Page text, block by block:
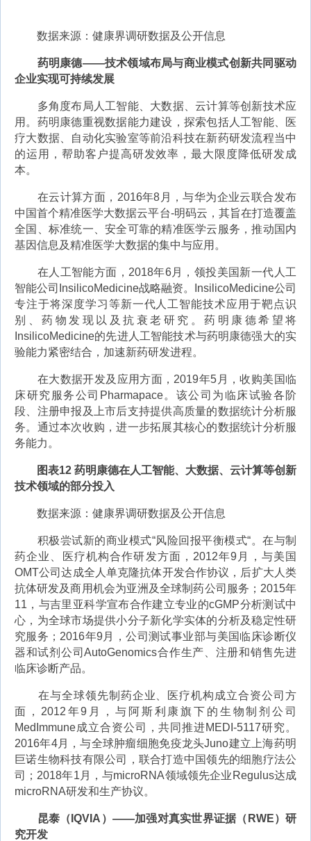
数据来源：健康界调研数据及公开信息
药明康德——技术领域布局与商业模式创新共同驱动
企业实现可持续发展
多角度布局人工智能、大数据、云计算等创新技术应
用。药明康德重视数据能力建设，探索包括人工智能、医
疗大数据、自动化实验室等前沿科技在新药研发流程当中
的运用，帮助客户提高研发效率，最大限度降低研发成
本。
在云计算方面，2016年8月，与华为企业云联合发布
中国首个精准医学大数据云平台-明码云，其旨在打造覆盖
全国、标准统一、安全可靠的精准医学云服务，推动国内
基因信息及精准医学大数据的集中与应用。
在人工智能方面，2018年6月，领投美国新一代人工
智能公司InsilicoMedicine战略融资。InsilicoMedicine公司
专注于将深度学习等新一代人工智能技术应用于靶点识
别、药物发现以及抗衰老研究。药明康德希望将
InsilicoMedicine的先进人工智能技术与药明康德强大的实
验能力紧密结合，加速新药研发进程。
在大数据开发及应用方面，2019年5月，收购美国临
床研究服务公司Pharmapace。该公司为临床试验各阶
段、注册申报及上市后支持提供高质量的数据统计分析服
务。通过本次收购，进一步拓展其核心的数据统计分析服
务能力。
图表12 药明康德在人工智能、大数据、云计算等创新
技术领域的部分投入
数据来源：健康界调研数据及公开信息
积极尝试新的商业模式“风险回报平衡模式“。在与制
药企业、医疗机构合作研发方面，2012年9月，与美国
OMT公司达成全人单克隆抗体开发合作协议，后扩大人类
抗体研发及商用机会为亚洲及全球制药公司服务；2015年
11，与吉里亚科学宣布合作建立专业的cGMP分析测试中
心，为全球市场提供小分子新化学实体的分析及稳定性研
究服务；2016年9月，公司测试事业部与美国临床诊断仪
器和试剂公司AutoGenomics合作生产、注册和销售先进
临床诊断产品。
在与全球领先制药企业、医疗机构成立合资公司方
面，2012年9月，与阿斯利康旗下的生物制剂公司
MedImmune成立合资公司，共同推进MEDI-5117研究。
2016年4月，与全球肿瘤细胞免疫龙头Juno建立上海药明
巨诺生物科技有限公司，联合打造中国领先的细胞疗法公
司；2018年1月，与microRNA领域领先企业Regulus达成
microRNA研发和生产协议。
昆泰（IQVIA）——加强对真实世界证据（RWE）研
究开发